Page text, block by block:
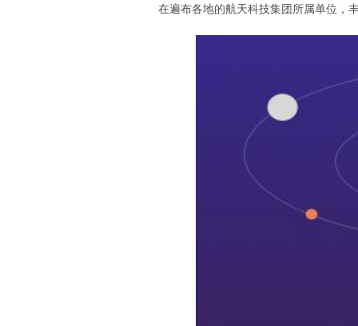
在遍布各地的航天科技集团所属单位，